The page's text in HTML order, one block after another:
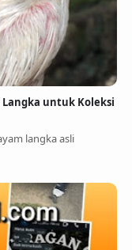
untuk Koleksi
langka asli